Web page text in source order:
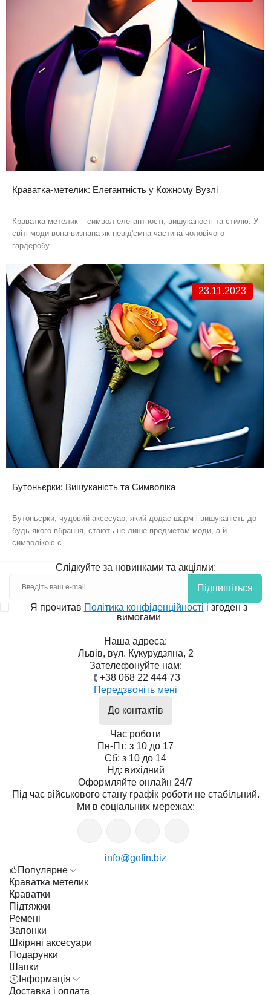
Краватка-метелик: Елегантність у Кожному Вузлі
Краватка-метелик – символ елегантності, вишуканості та стилю. У
світі моди вона визнана як невід'ємна частина чоловічого
гардеробу..
23.11.2023
Бутоньєрки: Вишуканість та Символіка
Бутоньєрки, чудовий аксесуар, який додає шарм і вишуканість до
будь-якого вбрання, стають не лише предметом моди, а й
символікою с..
Слідкуйте за новинками та акціями:
Підпишіться
Я прочитав Політика конфіденційності і згоден з
вимогами
Наша адреса:
Львів, вул. Кукурудзяна, 2
Зателефонуйте нам:
+38 068 22 444 73
Передзвоніть мені
До контактів
Час роботи
Пн-Пт: з 10 до 17
Сб: з 10 до 14
Нд: вихідний
Оформляйте онлайн 24/7
Під час військового стану графік роботи не стабільний.
Ми в соціальних мережах:
info@gofin.biz
Популярне
Краватка метелик
Краватки
Підтяжки
Ремені
Запонки
Шкіряні аксесуари
Подарунки
Шапки
Інформація
Доставка і оплата